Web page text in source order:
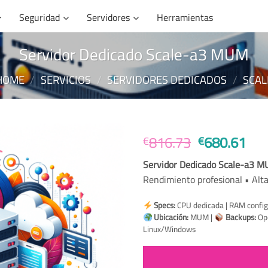
Seguridad Servidores Herramientas
Servidor Dedicado Scale-a3 MUM
/ SERVICIOS / SERVIDORES DEDICADOS /
€816.73 Original
price
was:
€816.73.
€680.61
is:
Servidor Dedicado Scale-a3
Rendimiento profesional •
Specs:CPU dedicada | RAM
Ubicación:MUM | Backups:
Linux/Windows